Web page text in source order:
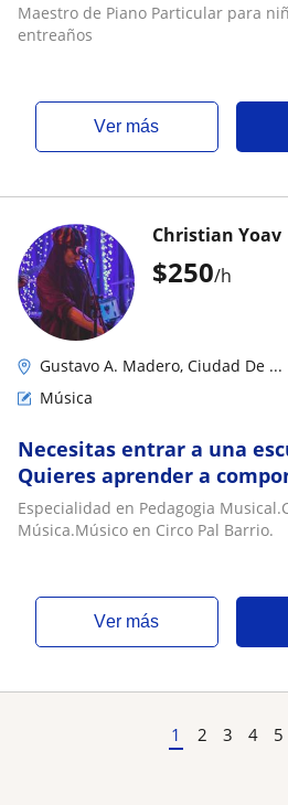
Maestro de Piano Particular para
entreaños
ver más
$250/h
Christian Yoav
Gustavo A. Madero, Ciudad De ...
Música
Necesitas entrar a una
Quieres aprender a
Quieres tocar solo por
Especialidad en Pedagogia
Música.Músico en Circo Pal Barrio.
ver más
1 2 3 4 5